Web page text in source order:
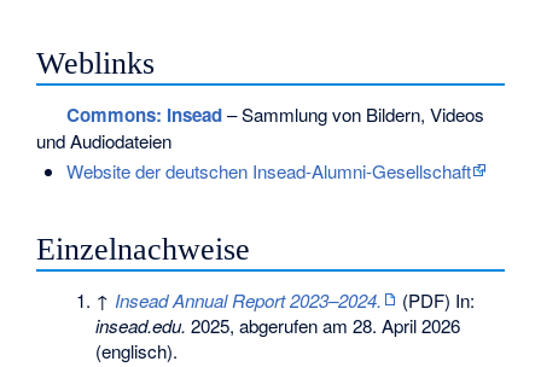
Weblinks
Commons: Insead– Sammlung von Bildern, Videos
und Audiodateien
Website der deutschen Insead-Alumni-Gesellschaft
Einzelnachweise
↑ Insead Annual Report 2023–2024.
(PDF) In:
insead.edu. 2025, abgerufen am 28. April 2026
(englisch).